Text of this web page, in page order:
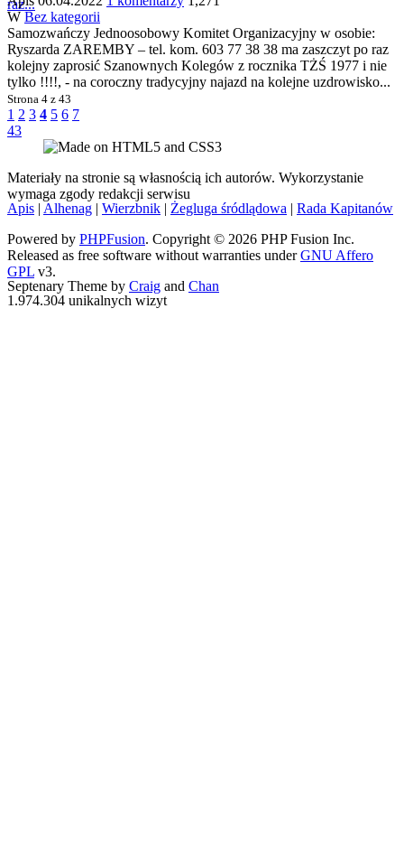
raz...
W Bez kategorii
Samozwańczy Jednoosobowy Komitet Organizacyjny w osobie:
Ryszarda ZAREMBY – tel. kom. 603 77 38 38 ma zaszczyt po raz
kolejny zaprosić Szanownych Kolegów z rocznika TŻŚ 1977 i nie
tylko !!!!, - na coroczny tradycyjny najazd na kolejne uzdrowisko...
Strona 4 z 43
1 2 3 4 5 6 7
43
Materiały na stronie są własnością ich autorów. Wykorzystanie
wymaga zgody redakcji serwisu
Apis | Alhenag | Wierzbnik | Żegluga śródlądowa | Rada Kapitanów
Powered by PHPFusion. Copyright © 2026 PHP Fusion Inc.
Released as free software without warranties underGNU Affero
GPL v3.
Septenary Theme by Craig and Chan
1.974.304 unikalnych wizyt